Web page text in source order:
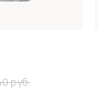
руб.